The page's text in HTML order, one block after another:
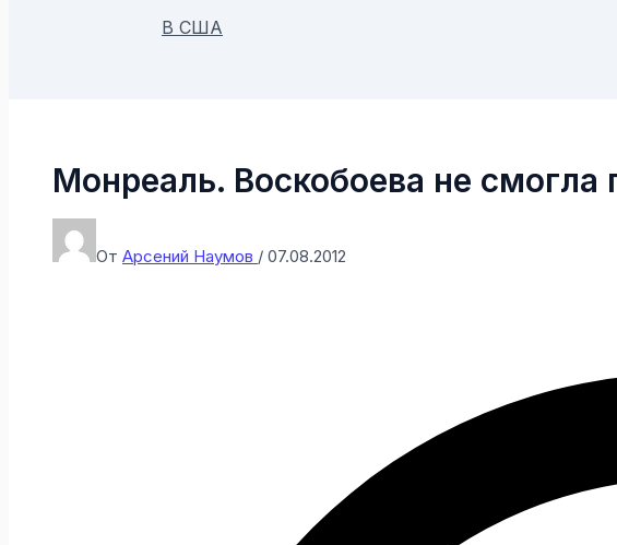
В США
Монреаль. Воскобоева не
От Арсений Наумов / 07.08.2012